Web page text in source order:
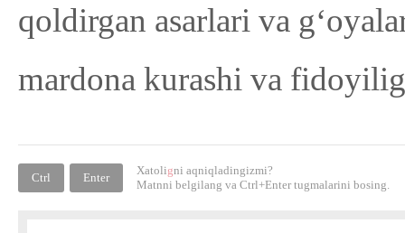
qoldirgan asarlari va
mardona kurashi va
Ctrl Enter
Xatoligni aqniqladingizmi?
Matnni belgilang va Ctrl+Enter tugmalarini bosing.